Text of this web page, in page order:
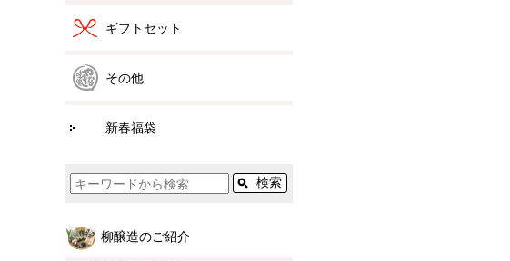
ギフトセット
その他
新春福袋
柳醸造のご紹介